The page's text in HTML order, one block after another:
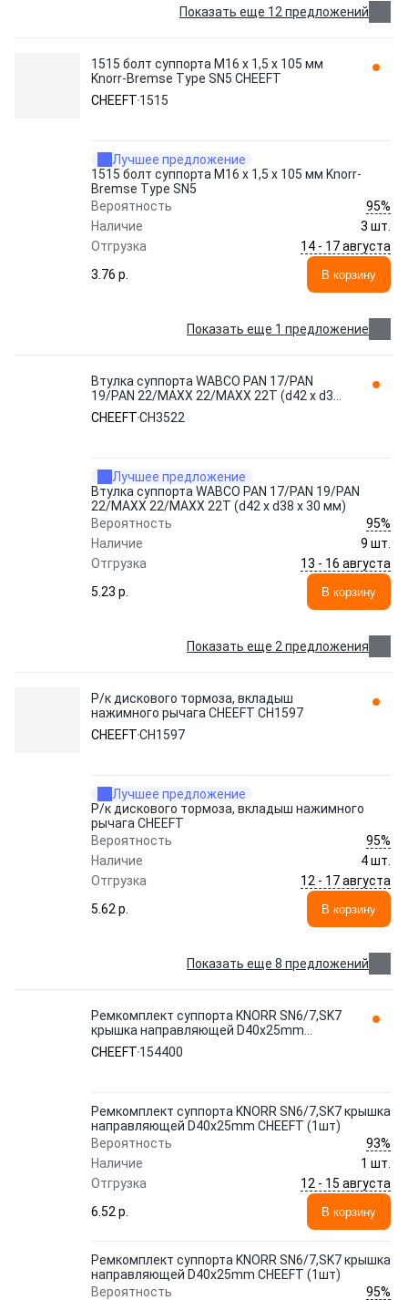
Показать еще 12 предложений
1515 болт суппорта M16 x 1,5 x 105 мм
Knorr-Bremse Type SN5 CHEEFT
CHEEFT 1515
Лучшее предложение
1515 болт суппорта M16 x 1,5 x 105 мм Knorr-
Bremse Type SN5
Вероятность
95%
Наличие
3 шт.
Отгрузка
14 - 17 августа
3.76 p.
В корзину
Показать еще 1 предложение
Втулка суппорта WABCO PAN 17/PAN
19/PAN 22/MAXX 22/MAXX 22T (d42 x d38
x 30 мм)
CHEEFTCH3522
Лучшее предложение
Втулка суппорта WABCO PAN 17/PAN 19/PAN
22/MAXX 22/MAXX 22T (d42 x d38 x 30 мм)
Вероятность
95%
Наличие
9 шт.
Отгрузка
13 - 16 августа
5.23 p.
В корзину
Показать еще 2 предложения
Р/к дискового тормоза, вкладыш
нажимного рычага CHEEFT CH1597
CHEEFTCH1597
Лучшее предложение
Р/к дискового тормоза, вкладыш нажимного
рычага CHEEFT
Вероятность
95%
Наличие
4 шт.
Отгрузка
12 - 17 августа
5.62 p.
В корзину
Показать еще 8 предложений
Ремкомплект суппорта KNORR SN6/7,SK7
крышка направляющей D40x25mm
CHEEFT (1шт)
CHEEFT 154400
Ремкомплект суппорта KNORR SN6/7,SK7 крышка
направляющей D40x25mm CHEEFT (1шт)
Вероятность
93%
Наличие
1 шт.
Отгрузка
12 - 15 августа
6.52 p.
В корзину
Ремкомплект суппорта KNORR SN6/7,SK7 крышка
направляющей D40x25mm CHEEFT (1шт)
Вероятность
95%